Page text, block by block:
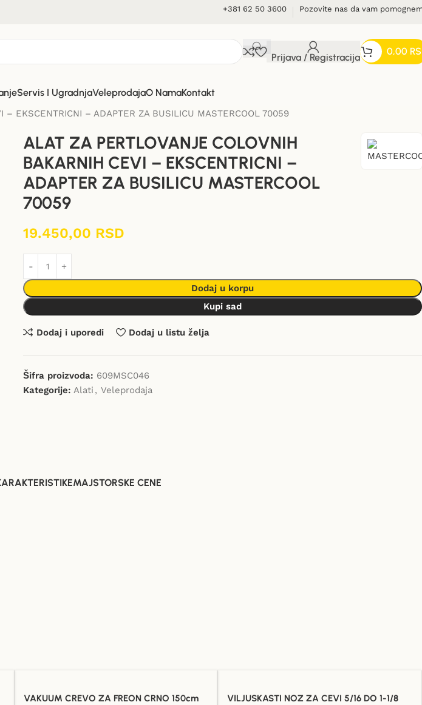
+381 62 50 3600 Pozovite nas da vam
Prijava / Registracija
0,00
Servis I UgradnjaVeleprodajaO NamaKontakt
– EKSCENTRICNI – ADAPTER ZA BUSILICU MASTERCOOL 70059
ALAT ZA PERTLOVANJE COLOVNIH
BAKARNIH CEVI – EKSCENTRICNI –
ADAPTER ZA BUSILICU MASTERCOOL
70059
19.450,00 RSD
Dodaj u korpu
Kupi sad
Dodaj i uporedi Dodaj u listu želja
Šifra proizvoda: 609MSC046
Kategorije: Alati , Veleprodaja
MAJSTORSKE CENE
VAKUUM CREVO ZA FREON CRNO 150cm
VILJUSKASTI NOZ ZA CEVI 5/16 DO 1-1/8